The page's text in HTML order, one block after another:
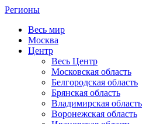
Регионы
Весь мир
Москва
Центр
Весь Центр
Московская область
Белгородская область
Брянская область
Владимирская область
Воронежская область